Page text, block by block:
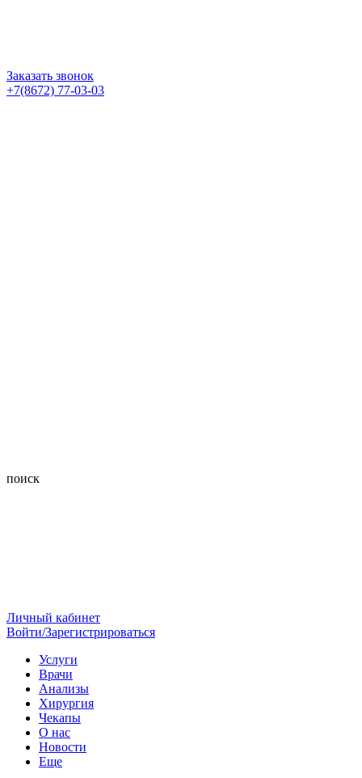
Заказать звонок
+7(8672) 77-03-03
поиск
Личный кабинет
Войти/Зарегистрироваться
Услуги
Врачи
Анализы
Хирургия
Чекапы
О нас
Новости
Еще